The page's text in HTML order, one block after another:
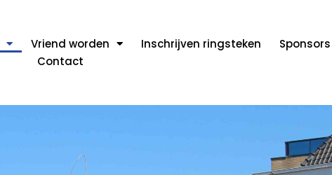
Vriend worden Inschrijven ringsteken
Sponsors
Contact